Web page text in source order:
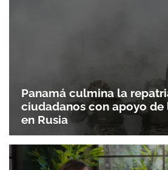
Panamá culmina la
ciudadanos con apoyo de
en Rusia